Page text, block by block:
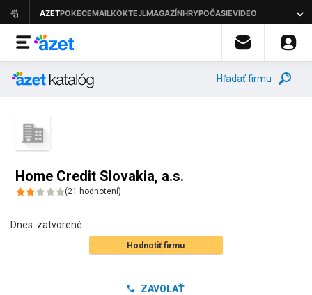
Hľadať firmu
Home Credit Slovakia, a.s.
(21 hodnotení)
Dnes: zatvorené
Hodnotiť firmu
ZAVOLAŤ